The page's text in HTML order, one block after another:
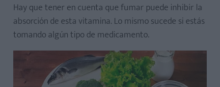
Hay que tener en cuenta que fumar puede inhibir la
absorción de esta vitamina. Lo mismo sucede si estás
tomando algún tipo de medicamento.